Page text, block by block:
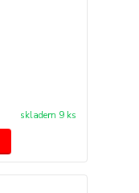
skladem 9 ks